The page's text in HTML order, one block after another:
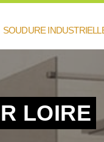
SOUDURE
LOIRE